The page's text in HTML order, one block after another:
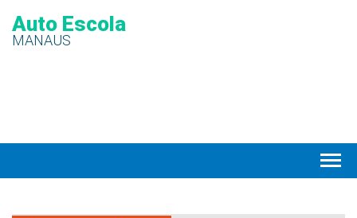
Auto Escola
MANAUS